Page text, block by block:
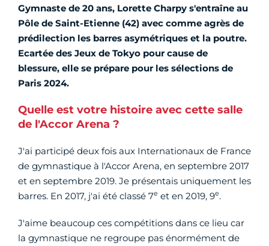
Gymnaste de 20 ans, Lorette Charpy s'entraîne au
Pôle de Saint-Etienne (42) avec comme agrès de
prédilection les barres asymétriques et la poutre.
Ecartée des Jeux de Tokyo pour cause de
blessure, elle se prépare pour les sélections de
Paris 2024.
Quelle est votre histoire avec cette salle
de l'Accor Arena ?
J'ai participé deux fois aux Internationaux de France
de gymnastique à l'Accor Arena, en septembre 2017
et en septembre 2019. Je présentais uniquement les
barres. En 2017, j'ai été classé 7e et en 2019, 9e.
J'aime beaucoup ces compétitions dans ce lieu car
la gymnastique ne regroupe pas énormément de